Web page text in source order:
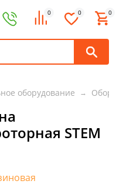
0 0 0
оборудование
STEM